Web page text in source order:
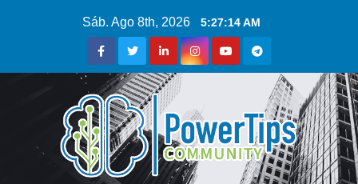
Sáb. Ago 8th, 2026 5:27:15 AM